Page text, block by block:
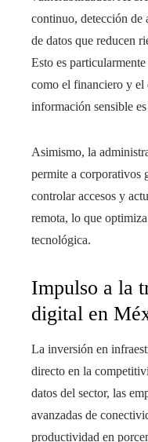
continuo, detección de
de datos que reducen
Esto es
como el financiero y el
información sensible
Asimismo, la
permite a corporativos
controlar accesos y
remota, lo que
tecnológica.
Impulso a la
digital en
La inversión en
directo en la
datos del sector, las
avanzadas de
productividad en